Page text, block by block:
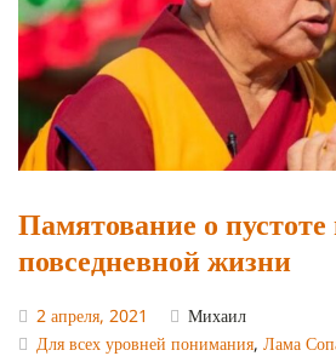
Памятование о пустоте
повседневной жизни
2 апреля, 2021
Михаил
Для всех уровней понимания, Лама